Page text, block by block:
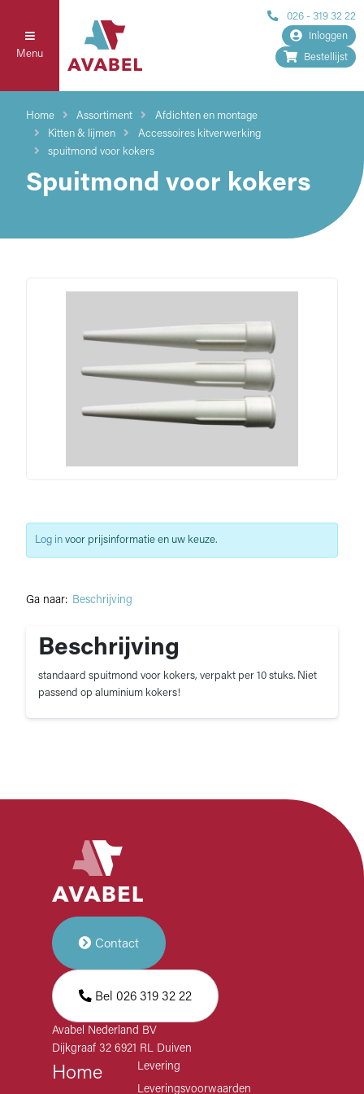
Menu
026 - 319 32 22
Inloggen
Bestellijst
Home Assortiment
Afdichten en montage
Kitten & lijmen
Accessoires kitverwerking
spuitmond voor kokers
Spuitmond voor kokers
Ga naar: Beschrijving
Beschrijving
standaard spuitmond voor kokers, verpakt per 10 stuks. Niet
passend op aluminium kokers!
Log in voor prijsinformatie en uw keuze.
Contact
Bel 026 319 32 22
Avabel Nederland BV
Dijkgraaf 32 6921 RL Duiven
Home
Levering
Leveringsvoorwaarden